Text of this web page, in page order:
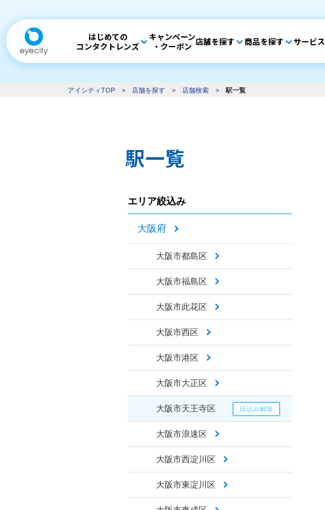
はじめての
コンタクトレンズ
キャンペーン
・クーポン 店舗を探す 商品を探す サービス
アイシティTOP > 店舗を探す > 店舗検索 > 駅一覧
駅一覧
エリア絞込み
大阪府
大阪市都島区
大阪市福島区
大阪市此花区
大阪市西区
大阪市港区
大阪市大正区
大阪市天王寺区
大阪市浪速区
大阪市西淀川区
大阪市東淀川区